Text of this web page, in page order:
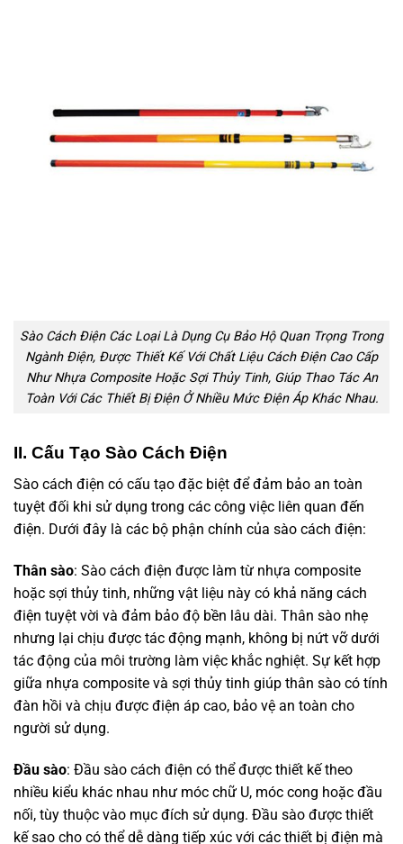
Sào Cách Điện Các Loại Là Dụng Cụ Bảo Hộ Quan Trọng Trong
Ngành Điện, Được Thiết Kế Với Chất Liệu Cách Điện Cao Cấp
Như Nhựa Composite Hoặc Sợi Thủy Tinh, Giúp Thao Tác An
Toàn Với Các Thiết Bị Điện Ở Nhiều Mức Điện Áp Khác Nhau.
II. Cấu Tạo Sào Cách Điện
Sào cách điện có cấu tạo đặc biệt để đảm bảo an toàn
tuyệt đối khi sử dụng trong các công việc liên quan đến
điện. Dưới đây là các bộ phận chính của sào cách điện:
Thân sào: Sào cách điện được làm từ nhựa composite
hoặc sợi thủy tinh, những vật liệu này có khả năng cách
điện tuyệt vời và đảm bảo độ bền lâu dài. Thân sào nhẹ
nhưng lại chịu được tác động mạnh, không bị nứt vỡ dưới
tác động của môi trường làm việc khắc nghiệt. Sự kết hợp
giữa nhựa composite và sợi thủy tinh giúp thân sào có tính
đàn hồi và chịu được điện áp cao, bảo vệ an toàn cho
người sử dụng.
Đầu sào: Đầu sào cách điện có thể được thiết kế theo
nhiều kiểu khác nhau như móc chữ U, móc cong hoặc đầu
nối, tùy thuộc vào mục đích sử dụng. Đầu sào được thiết
kế sao cho có thể dễ dàng tiếp xúc với các thiết bị điện mà